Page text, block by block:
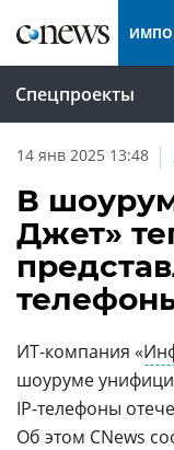
Спецпроекты
14 янв 2025 13:48 |
В
Джет»
ИТ-компания «
шоуруме
IP-телефоны
Об этом CNews